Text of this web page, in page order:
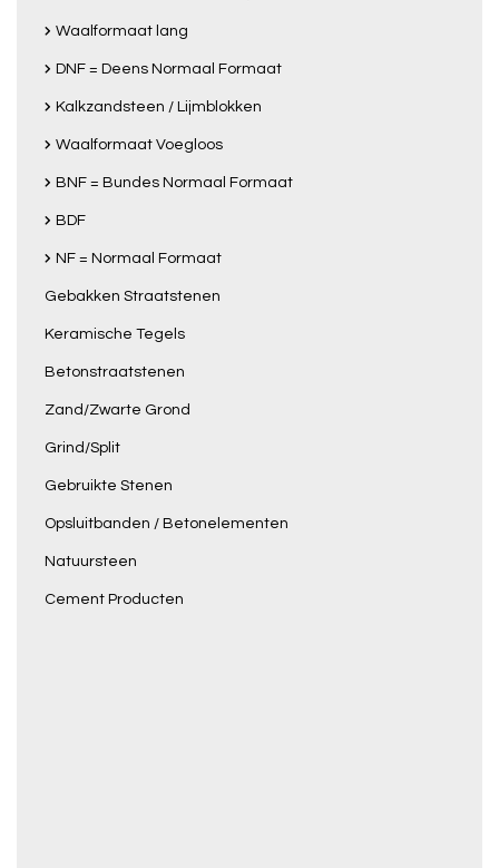
Waalformaat lang
DNF = Deens Normaal Formaat
Kalkzandsteen / Lijmblokken
Waalformaat Voegloos
BNF = Bundes Normaal Formaat
BDF
NF = Normaal Formaat
Gebakken Straatstenen
Keramische Tegels
Betonstraatstenen
Zand/Zwarte Grond
Grind/Split
Gebruikte Stenen
Opsluitbanden / Betonelementen
Natuursteen
Cement Producten